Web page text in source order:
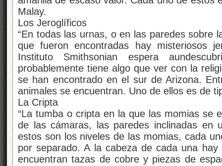
Malay.
Los Jeroglíficos
“En todas las urnas, o en las paredes sobre
que fueron encontradas hay misteriosos
Instituto Smithsonian espera
probablemente tiene algo que ver con la
se han encontrado en el sur de Arizona.
animales se encuentran. Uno de ellos es de
La Cripta
“La tumba o cripta en la que las momias se
de las cámaras, las paredes inclinadas en
estos son los niveles de las momias, cada
por separado. A la cabeza de cada una
encuentran tazas de cobre y piezas de